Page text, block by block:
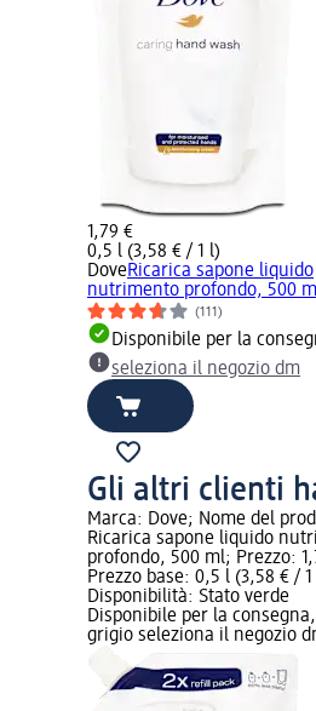
1,79 €
0,5 l (3,58 € / 1 l)
DoveRicarica sapone liquido
nutrimento profondo, 500
(111)
Disponibile per la
seleziona il negozio dm
Gli altri clienti
Marca: Dove; Nome del
Ricarica sapone liquido
profondo, 500 ml; Prezzo:
Prezzo base: 0,5 l (3,58 € / 1
Disponibilità: Stato verde
Disponibile per la
grigio seleziona il negozio